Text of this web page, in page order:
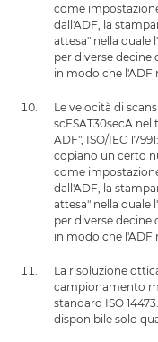
come
dall'ADF, la
attesa" nella quale
per diverse decine
in modo che l'ADF
Le velocità di
scESAT30secA
ADF", ISO/IEC
copiano un certo
come
dall'ADF, la
attesa" nella quale
per diverse decine
in modo che l'ADF
La risoluzione
campionamento
standard ISO
disponibile solo